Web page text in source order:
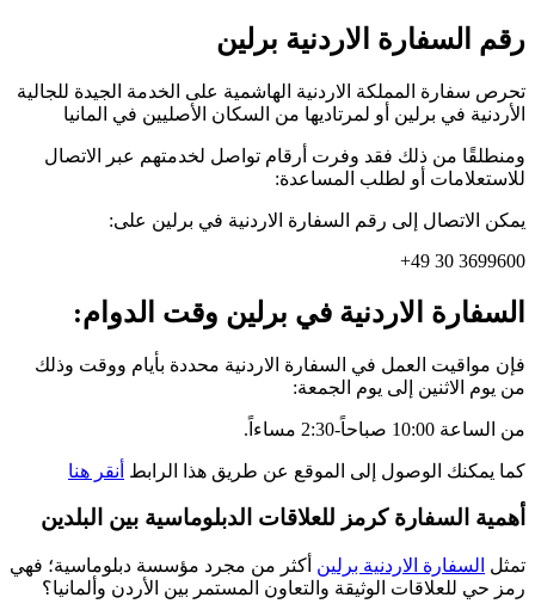
رقم السفارة الاردنية برلين
تحرص سفارة المملكة الاردنية الهاشمية على الخدمة الجيدة للجالية
الأردنية في برلين أو لمرتاديها من السكان الأصليين في المانيا
ومنطلقًا من ذلك فقد وفرت أرقام تواصل لخدمتهم عبر الاتصال
للاستعلامات أو لطلب المساعدة:
يمكن الاتصال إلى رقم السفارة الاردنية في برلين على:
3699600 30 49+
السفارة الاردنية في برلين وقت الدوام:
فإن مواقيت العمل في السفارة الاردنية محددة بأيام ووقت وذلك
من يوم الاثنين إلى يوم الجمعة:
من الساعة 10:00 صباحاً-2:30 مساءاً.
كما يمكنك الوصول إلى الموقع عن طريق هذا الرابط أنقر هنا
أهمية السفارة كرمز للعلاقات الدبلوماسية بين البلدين
تمثل السفارة الاردنية برلين أكثر من مجرد مؤسسة دبلوماسية؛ فهي
رمز حي للعلاقات الوثيقة والتعاون المستمر بين الأردن وألمانيا؟